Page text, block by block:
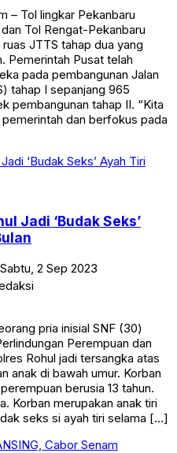
– Tol lingkar Pekanbaru
Tol Rengat-Pekanbaru
JTTS tahap dua yang
Pemerintah Pusat telah
pada pembangunan Jalan
tahap I sepanjang 965
pembangunan tahap II. “Kita
dan berfokus pada
Jadi ‘Budak Seks’
Sabtu, 2 Sep 2023
pria inisial SNF (30)
Perempuan dan
Rohul jadi tersangka atas
anak di bawah umur. Korban
berusia 13 tahun.
Korban merupakan anak tiri
seks si ayah tiri selama […]